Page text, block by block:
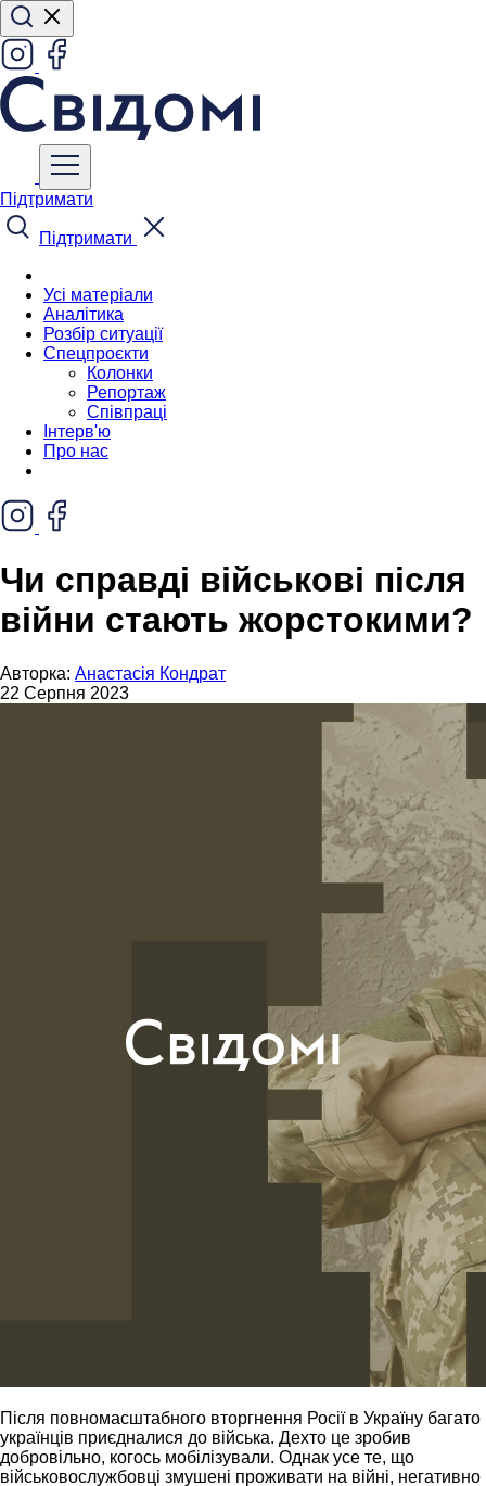
Підтримати
Підтримати
Усі матеріали
Аналітика
Розбір ситуації
Спецпроєкти
Колонки
Репортаж
Співпраці
Інтерв'ю
Про нас
Чи справді військові після
війни стають жорстокими?
Авторка: Анастасія Кондрат
22 Серпня 2023
Після повномасштабного вторгнення Росії в Україну багато
українців приєдналися до війська. Дехто це зробив
добровільно, когось мобілізували. Однак усе те, що
військовослужбовці змушені проживати на війні, негативно